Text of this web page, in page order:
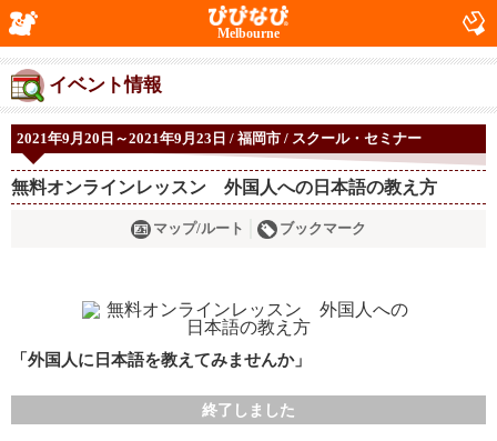
Melbourne
イベント情報
2021年9月20日～2021年9月23日 / 福岡市 / スクール・セミナー
無料オンラインレッスン 外国人への日本語の教え方
マップ/ルート ブックマーク
「外国人に日本語を教えてみませんか」
終了しました